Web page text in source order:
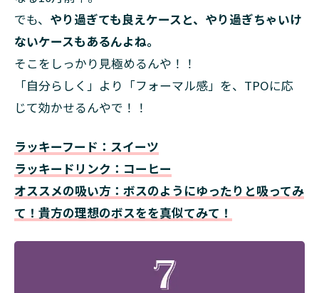
でも、 やり過ぎても良えケースと、やり過ぎちゃいけ
ないケースもあるんよね。
そこをしっかり見極めるんや！！
「自分らしく」より「フォーマル感」を、TPOに応
じて効かせるんやで！！
ラッキーフード：スイーツ
ラッキードリンク：コーヒー
オススメの吸い方：ボスのようにゆったりと吸ってみ
て！貴方の理想のボスをを真似てみて！